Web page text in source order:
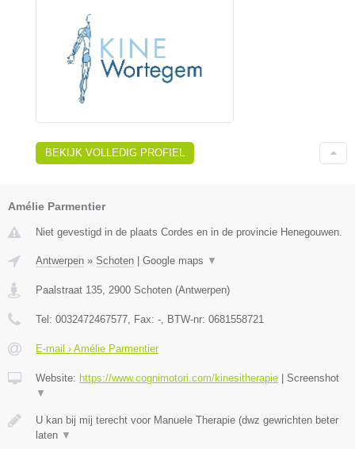
BEKIJK VOLLEDIG PROFIEL
Amélie Parmentier
Niet gevestigd in de plaats Cordes en in de provincie Henegouwen.
Antwerpen » Schoten Google maps ▼
Paalstraat 135, 2900 Schoten (Antwerpen)
Tel: 0032472467577, Fax: -, BTW-nr: 0681558721
E-mail › Amélie Parmentier
Website: https://www.cognimotori.com/kinesitherapie
Screenshot
▼
U kan bij mij terecht voor Manuele Therapie (dwz gewrichten beter
laten ▼